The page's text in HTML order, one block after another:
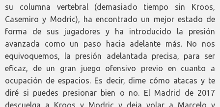
su columna vertebral (demasiado tiempo sin Kroos,
Casemiro y Modric), ha encontrado un mejor estado de
forma de sus jugadores y ha introducido la presión
avanzada como un paso hacia adelante más. No nos
equivoquemos, la presión adelantada precisa, para ser
eficaz, de un gran juego ofensivo previo en cuanto a
ocupación de espacios. Es decir, dime cómo atacas y te
diré si puedes presionar bien o no. El Madrid de 2017